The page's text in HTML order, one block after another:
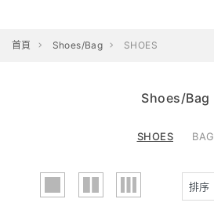
首頁 Shoes/Bag SHOES
Shoes/Bag
SHOES BAG